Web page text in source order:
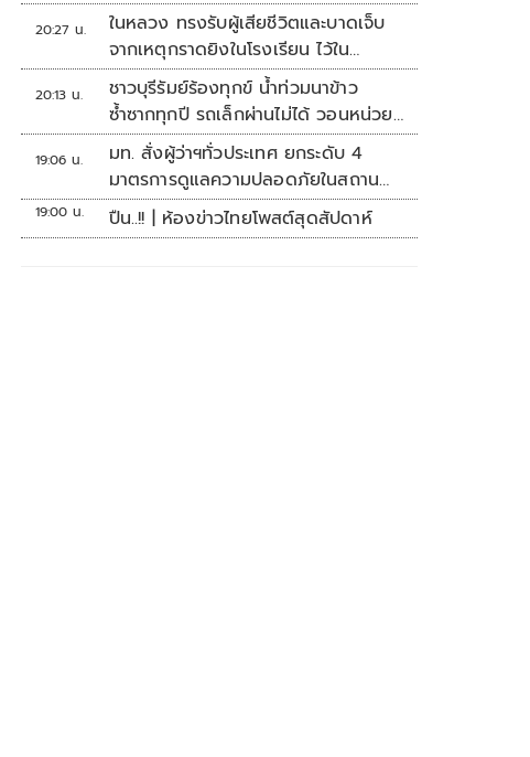
20:27 น.
ในหลวง ทรงรับผู้เสียชีวิตและบาดเจ็บ
จากเหตุกราดยิงในโรงเรียน ไว้ใน
พระบรมราชานุเคราะห์
20:13 น.
ชาวบุรีรัมย์ร้องทุกข์ น้ำท่วมนาข้าว
ซ้ำซากทุกปี รถเล็กผ่านไม่ได้ วอนหน่วย
งานเร่งแก้ไข
19:06 น.
มท. สั่งผู้ว่าฯทั่วประเทศ ยกระดับ 4
มาตรการดูแลความปลอดภัยในสถาน
ศึกษา
19:00 น. ปืน..!! | ห้องข่าวไทยโพสต์สุดสัปดาห์